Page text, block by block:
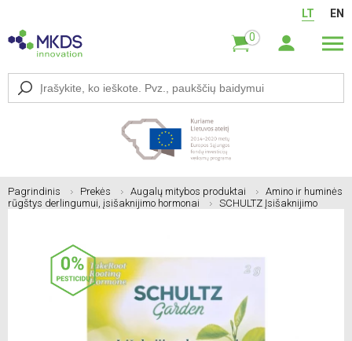
LT
EN
0
Pagrindinis Prekės Augalų mitybos produktai
Amino ir huminės
rūgštys derlingumui, įsišaknijimo hormonai
SCHULTZ Įsišaknijimo